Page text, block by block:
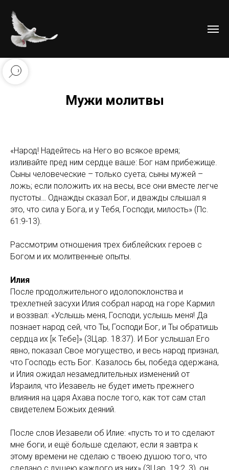
Мужи молитвы
«Народ! Надейтесь на Него во всякое время;
изливайте пред ним сердце ваше: Бог нам прибежище.
Сыны человеческие – только суета; сыны мужей –
ложь; если положить их на весы, все они вместе легче
пустоты… Однажды сказал Бог, и дважды слышал я
это, что сила у Бога, и у Тебя, Господи, милость» (Пс.
61:9-13).
Рассмотрим отношения трех библейских героев с
Богом и их молитвенные опыты.
Илия
После продолжительного идолопоклонства и
трехлетней засухи Илия собрал народ на горе Кармил
и воззвал: «Услышь меня, Господи, услышь меня! Да
познает народ сей, что Ты, Господи Бог, и Ты обратишь
сердца их [к Тебе]» (3Цар. 18:37). И Бог услышал Его
явно, показал Свое могущество, и весь народ признал,
что Господь есть Бог. Казалось бы, победа одержана,
и Илия ожидал незамедлительных изменений от
Израиля, что Иезавель не будет иметь прежнего
влияния на царя Ахава после того, как тот сам стал
свидетелем Божьих деяний.
После слов Иезавели об Илие: «пусть то и то сделают
мне боги, и ещё больше сделают, если я завтра к
этому времени не сделаю с твоею душою того, что